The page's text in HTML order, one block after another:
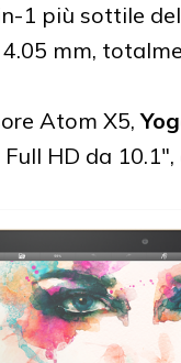
1 più sottile
mm,
Atom X5,
HD da